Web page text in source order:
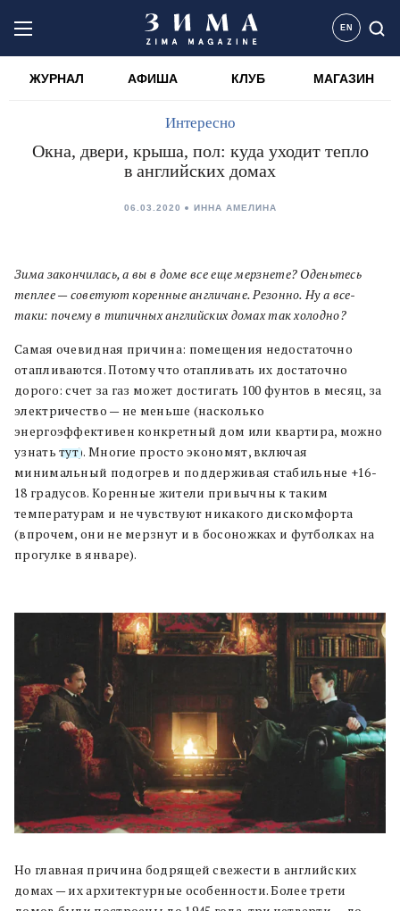
EN
ЖУРНАЛ АФИША КЛУБ МАГАЗИН
Интересно
Окна, двери, крыша, пол: куда уходит тепло
в английских домах
06.03.2020 ИННА АМЕЛИНА
Зима закончилась, а вы в доме все еще мерзнете? Оденьтесь
теплее — советуют коренные англичане. Резонно. Ну а все-
таки: почему в типичных английских домах так холодно?
Самая очевидная причина: помещения недостаточно
отапливаются. Потому что отапливать их достаточно
дорого: счет за газ может достигать 100 фунтов в месяц, за
электричество — не меньше (насколько
энергоэффективен конкретный дом или квартира, можно
узнатьтут). Многие просто экономят, включая
минимальный подогрев и поддерживая стабильные +16-
18 градусов. Коренные жители привычны к таким
температурам и не чувствуют никакого дискомфорта
(впрочем, они не мерзнут и в босоножках и футболках на
прогулке в январе).
Но главная причина бодрящей свежести в английских
домах — их архитектурные особенности. Более трети